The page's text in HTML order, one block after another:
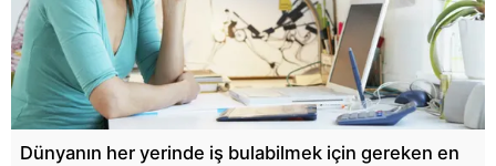
Dünyanın her yerinde iş bulabilmek için gereken en